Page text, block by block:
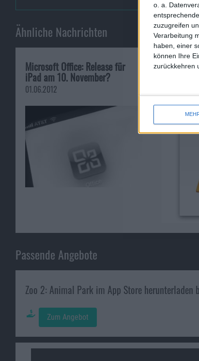
o. a.
zuzugreifen
Verarbeitung
haben, einer
können Ihre
zurückkehren
Ähnliche Nachrichten
Microsoft Office: Release für
iPad am 10. November?
01.06.2012
VLC
Passende Angebote
Zoo 2: Animal Park im App Store herunterladen
Zum Angebot